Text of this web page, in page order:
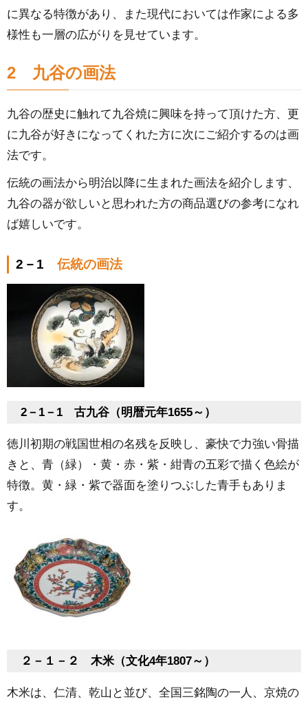
に異なる特徴があり、また現代においては作家による多
様性も一層の広がりを見せています。
2 九谷の画法
九谷の歴史に触れて九谷焼に興味を持って頂けた方、更
に九谷が好きになってくれた方に次にご紹介するのは画
法です。
伝統の画法から明治以降に生まれた画法を紹介します、
九谷の器が欲しいと思われた方の商品選びの参考になれ
ば嬉しいです。
2－1 伝統の画法
2－1－1 古九谷（明暦元年1655～）
徳川初期の戦国世相の名残を反映し、豪快で力強い骨描
きと、青（緑）・黄・赤・紫・紺青の五彩で描く色絵が
特徴。黄・緑・紫で器面を塗りつぶした青手もありま
す。
２－１－２ 木米（文化4年1807～）
木米は、仁清、乾山と並び、全国三銘陶の一人、京焼の